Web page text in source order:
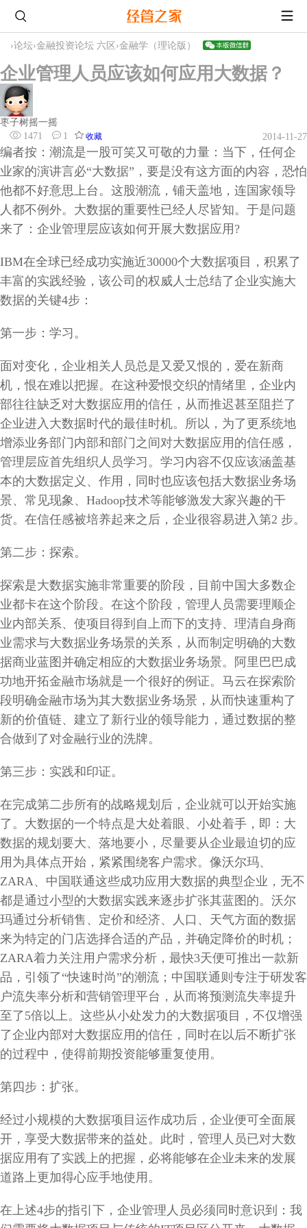
›论坛›金融投资论坛 六区 ›金融学（理论版）
企业管理人员应该如何应用大数据？
枣子树摇一摇
1471
1 收藏 2014-11-27
编者按：潮流是一股可笑又可敬的力量：当下，任何企
业家的演讲言必“大数据”，要是没有这方面的内容，恐怕
他都不好意思上台。这股潮流，铺天盖地，连国家领导
人都不例外。大数据的重要性已经人尽皆知。于是问题
来了：企业管理层应该如何开展大数据应用?
IBM在全球已经成功实施近30000个大数据项目，积累了
丰富的实践经验，该公司的权威人士总结了企业实施大
数据的关键4步：
第一步：学习。
面对变化，企业相关人员总是又爱又恨的，爱在新商
机，恨在难以把握。在这种爱恨交织的情绪里，企业内
部往往缺乏对大数据应用的信任，从而推迟甚至阻拦了
企业进入大数据时代的最佳时机。所以，为了更系统地
增添业务部门内部和部门之间对大数据应用的信任感，
管理层应首先组织人员学习。学习内容不仅应该涵盖基
本的大数据定义、作用，同时也应该包括大数据业务场
景、常见现象、Hadoop技术等能够激发大家兴趣的干
货。在信任感被培养起来之后，企业很容易进入第2 步。
第二步：探索。
探索是大数据实施非常重要的阶段，目前中国大多数企
业都卡在这个阶段。在这个阶段，管理人员需要理顺企
业内部关系、使项目得到自上而下的支持、理清自身商
业需求与大数据业务场景的关系，从而制定明确的大数
据商业蓝图并确定相应的大数据业务场景。阿里巴巴成
功地开拓金融市场就是一个很好的例证。马云在探索阶
段明确金融市场为其大数据业务场景，从而快速重构了
新的价值链、建立了新行业的领导能力，通过数据的整
合做到了对金融行业的洗牌。
第三步：实践和印证。
在完成第二步所有的战略规划后，企业就可以开始实施
了。大数据的一个特点是大处着眼、小处着手，即：大
数据的规划要大、落地要小，尽量要从企业最迫切的应
用为具体点开始，紧紧围绕客户需求。像沃尔玛、
ZARA、中国联通这些成功应用大数据的典型企业，无不
都是通过小型的大数据实践来逐步扩张其蓝图的。沃尔
玛通过分析销售、定价和经济、人口、天气方面的数据
来为特定的门店选择合适的产品，并确定降价的时机；
ZARA着力关注用户需求分析，最快3天便可推出一款新
品，引领了“快速时尚”的潮流；中国联通则专注于研发客
户流失率分析和营销管理平台，从而将预测流失率提升
至了5倍以上。这些从小处发力的大数据项目，不仅增强
了企业内部对大数据应用的信任，同时在以后不断扩张
的过程中，使得前期投资能够重复使用。
第四步：扩张。
经过小规模的大数据项目运作成功后，企业便可全面展
开，享受大数据带来的益处。此时，管理人员已对大数
据应用有了实践上的把握，必将能够在企业未来的发展
道路上更加得心应手地使用。
在上述4步的指引下，企业管理人员必须同时意识到：我